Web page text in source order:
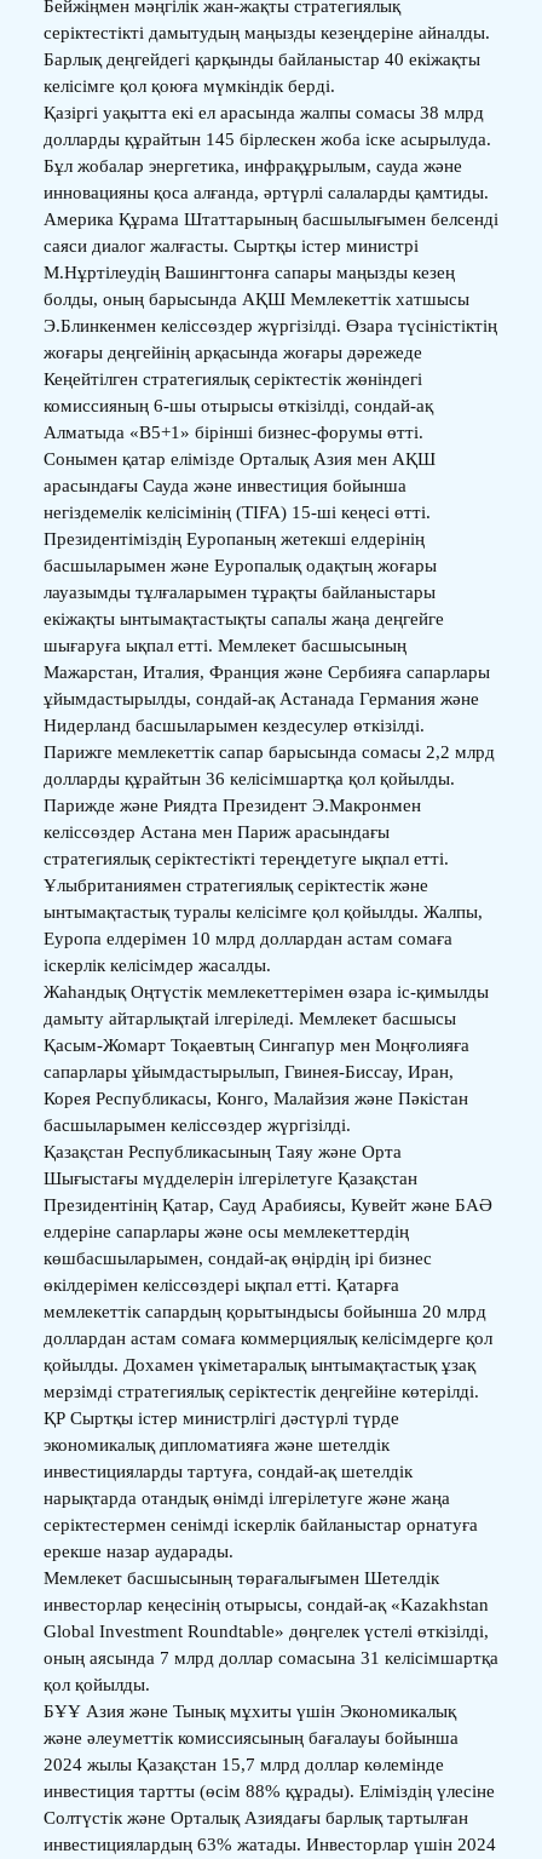
Бейжіңмен мәңгілік жан-жақты стратегиялық
серіктестікті дамытудың маңызды кезеңдеріне айналды.
Барлық деңгейдегі қарқынды байланыстар 40 екіжақты
келісімге қол қоюға мүмкіндік берді.
Қазіргі уақытта екі ел арасында жалпы сомасы 38 млрд
долларды құрайтын 145 бірлескен жоба іске асырылуда.
Бұл жобалар энергетика, инфрақұрылым, сауда және
инновацияны қоса алғанда, әртүрлі салаларды қамтиды.
Америка Құрама Штаттарының басшылығымен белсенді
саяси диалог жалғасты. Сыртқы істер министрі
М.Нұртілеудің Вашингтонға сапары маңызды кезең
болды, оның барысында АҚШ Мемлекеттік хатшысы
Э.Блинкенмен келіссөздер жүргізілді. Өзара түсіністіктің
жоғары деңгейінің арқасында жоғары дәрежеде
Кеңейтілген стратегиялық серіктестік жөніндегі
комиссияның 6-шы отырысы өткізілді, сондай-ақ
Алматыда «В5+1» бірінші бизнес-форумы өтті.
Сонымен қатар елімізде Орталық Азия мен АҚШ
арасындағы Сауда және инвестиция бойынша
негіздемелік келісімінің (TIFA) 15-ші кеңесі өтті.
Президентіміздің Еуропаның жетекші елдерінің
басшыларымен және Еуропалық одақтың жоғары
лауазымды тұлғаларымен тұрақты байланыстары
екіжақты ынтымақтастықты сапалы жаңа деңгейге
шығаруға ықпал етті. Мемлекет басшысының
Мажарстан, Италия, Франция және Сербияға сапарлары
ұйымдастырылды, сондай-ақ Астанада Германия және
Нидерланд басшыларымен кездесулер өткізілді.
Парижге мемлекеттік сапар барысында сомасы 2,2 млрд
долларды құрайтын 36 келісімшартқа қол қойылды.
Парижде және Риядта Президент Э.Макронмен
келіссөздер Астана мен Париж арасындағы
стратегиялық серіктестікті тереңдетуге ықпал етті.
Ұлыбританиямен стратегиялық серіктестік және
ынтымақтастық туралы келісімге қол қойылды. Жалпы,
Еуропа елдерімен 10 млрд доллардан астам сомаға
іскерлік келісімдер жасалды.
Жаһандық Оңтүстік мемлекеттерімен өзара іс-қимылды
дамыту айтарлықтай ілгеріледі. Мемлекет басшысы
Қасым-Жомарт Тоқаевтың Сингапур мен Моңғолияға
сапарлары ұйымдастырылып, Гвинея-Биссау, Иран,
Корея Республикасы, Конго, Малайзия және Пәкістан
басшыларымен келіссөздер жүргізілді.
Қазақстан Республикасының Таяу және Орта
Шығыстағы мүдделерін ілгерілетуге Қазақстан
Президентінің Қатар, Сауд Арабиясы, Кувейт және БАӘ
елдеріне сапарлары және осы мемлекеттердің
көшбасшыларымен, сондай-ақ өңірдің ірі бизнес
өкілдерімен келіссөздері ықпал етті. Қатарға
мемлекеттік сапардың қорытындысы бойынша 20 млрд
доллардан астам сомаға коммерциялық келісімдерге қол
қойылды. Дохамен үкіметаралық ынтымақтастық ұзақ
мерзімді стратегиялық серіктестік деңгейіне көтерілді.
ҚР Сыртқы істер министрлігі дәстүрлі түрде
экономикалық дипломатияға және шетелдік
инвестицияларды тартуға, сондай-ақ шетелдік
нарықтарда отандық өнімді ілгерілетуге және жаңа
серіктестермен сенімді іскерлік байланыстар орнатуға
ерекше назар аударады.
Мемлекет басшысының төрағалығымен Шетелдік
инвесторлар кеңесінің отырысы, сондай-ақ «Kazakhstan
Global Investment Roundtable» дөңгелек үстелі өткізілді,
оның аясында 7 млрд доллар сомасына 31 келісімшартқа
қол қойылды.
БҰҰ Азия және Тынық мұхиты үшін Экономикалық
және әлеуметтік комиссиясының бағалауы бойынша
2024 жылы Қазақстан 15,7 млрд доллар көлемінде
инвестиция тартты (өсім 88% құрады). Еліміздің үлесіне
Солтүстік және Орталық Азиядағы барлық тартылған
инвестициялардың 63% жатады. Инвесторлар үшін 2024